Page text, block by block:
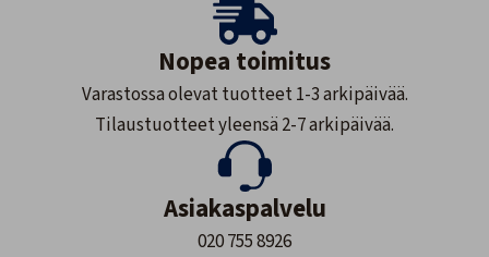
Nopea toimitus
Varastossa olevat tuotteet 1-3 arkipäivää.
Tilaustuotteet yleensä 2-7 arkipäivää.
Asiakaspalvelu
020 755 8926